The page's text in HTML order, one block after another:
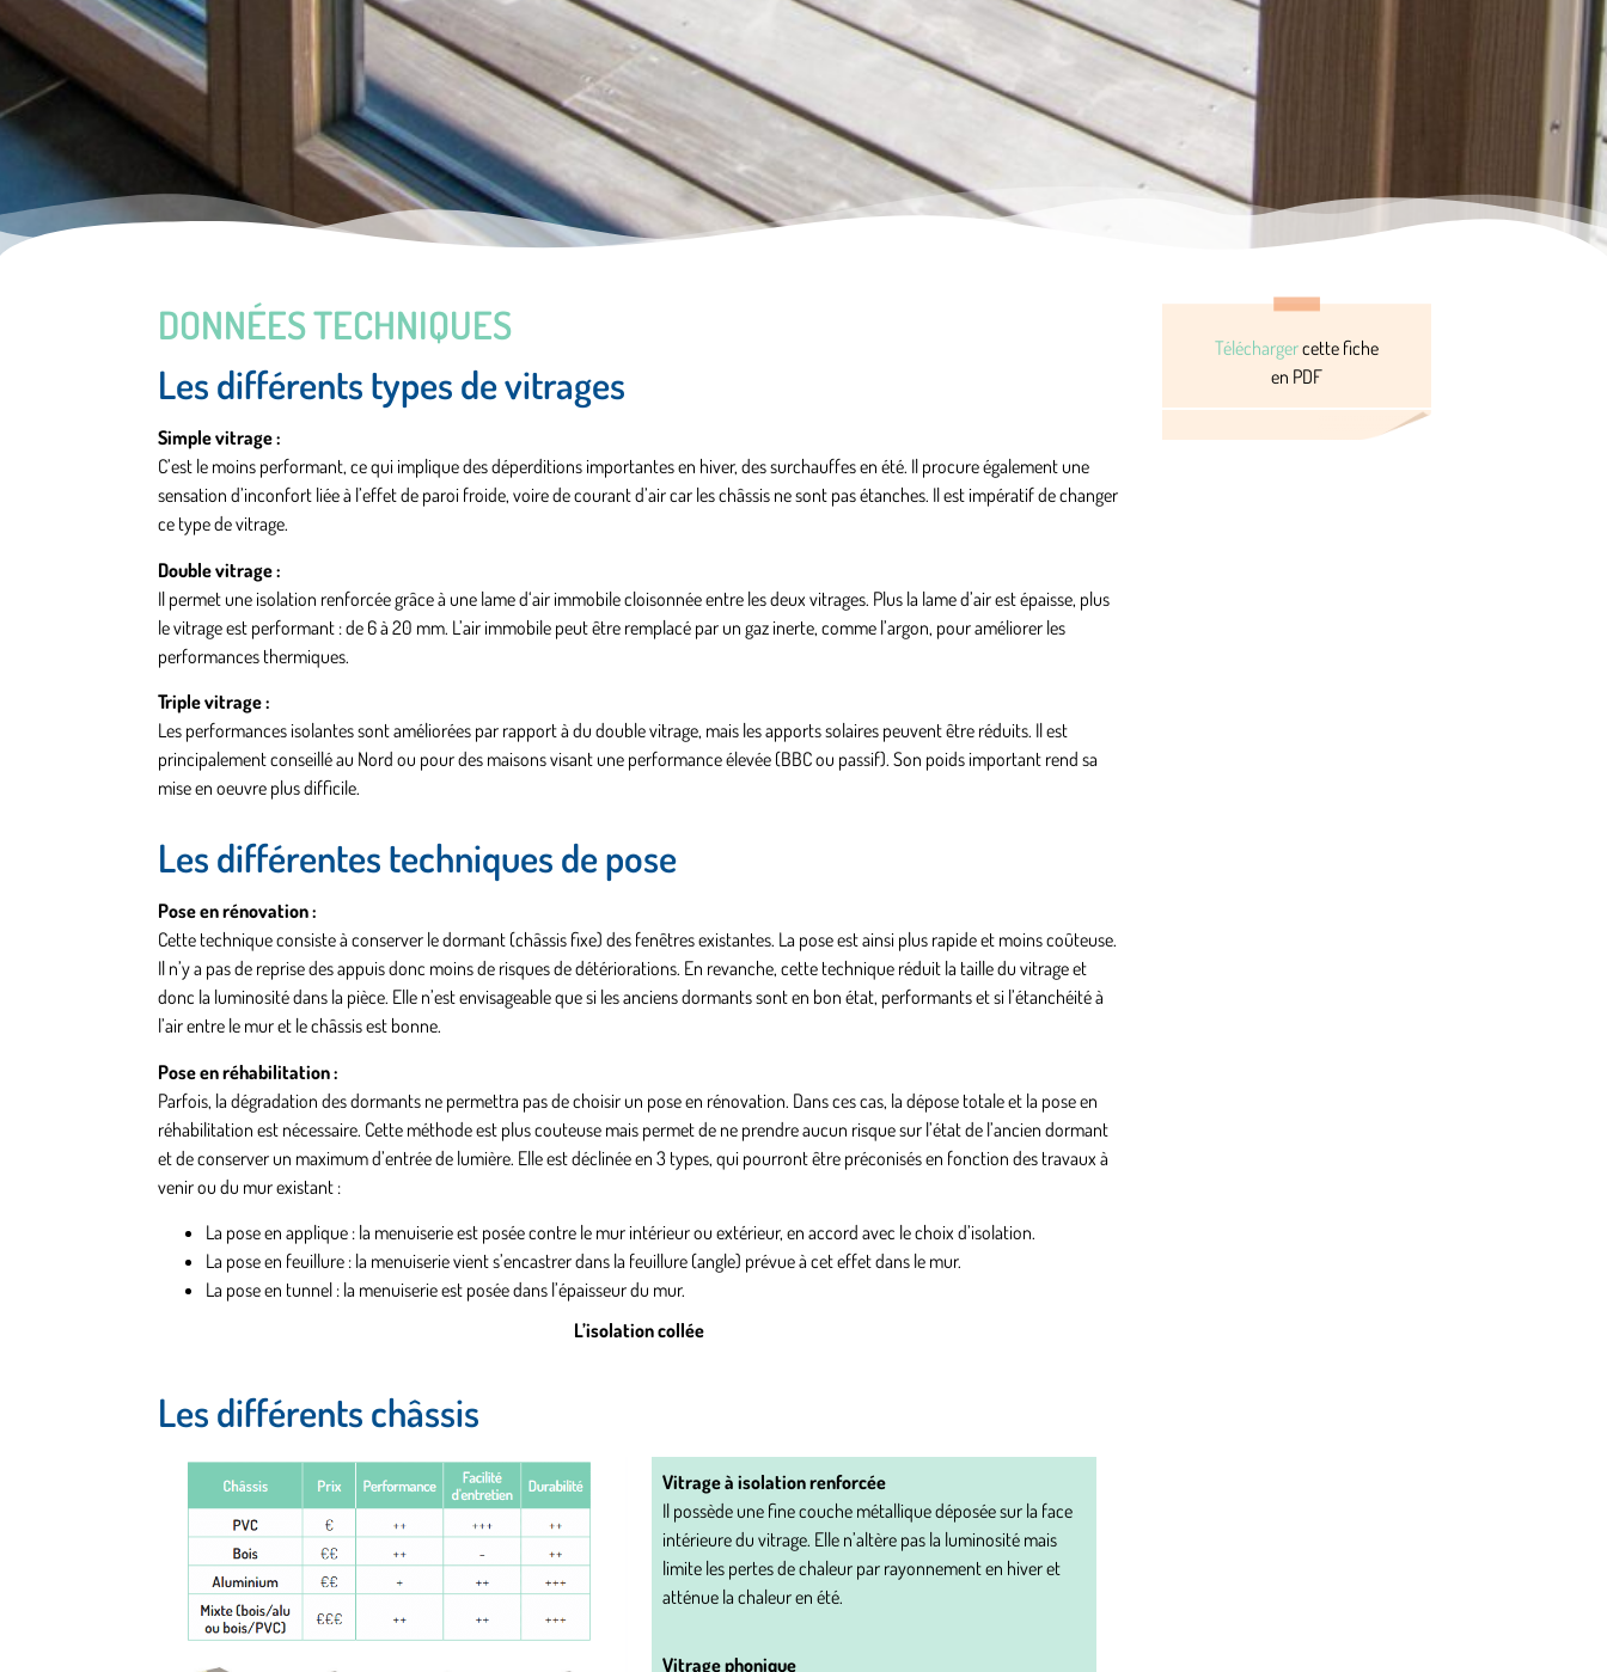
DONNÉES TECHNIQUES
Les différents types de vitrages
Simple vitrage :
C’est le moins performant, ce qui implique des déperditions importantes en hiver, des surchauffes en été. Il procure également une
sensation d’inconfort liée à l’effet de paroi froide, voire de courant d’air car les châssis ne sont pas étanches. Il est impératif de changer
ce type de vitrage.
Double vitrage :
Il permet une isolation renforcée grâce à une lame d‘air immobile cloisonnée entre les deux vitrages. Plus la lame d’air est épaisse, plus
le vitrage est performant : de 6 à 20 mm. L’air immobile peut être remplacé par un gaz inerte, comme l’argon, pour améliorer les
performances thermiques.
Triple vitrage :
Les performances isolantes sont améliorées par rapport à du double vitrage, mais les apports solaires peuvent être réduits. Il est
principalement conseillé au Nord ou pour des maisons visant une performance élevée (BBC ou passif). Son poids important rend sa
mise en oeuvre plus difficile.
Les différentes techniques de pose
Pose en rénovation :
Cette technique consiste à conserver le dormant (châssis fixe) des fenêtres existantes. La pose est ainsi plus rapide et moins coûteuse.
Il n’y a pas de reprise des appuis donc moins de risques de détériorations. En revanche, cette technique réduit la taille du vitrage et
donc la luminosité dans la pièce. Elle n’est envisageable que si les anciens dormants sont en bon état, performants et si l’étanchéité à
l’air entre le mur et le châssis est bonne.
Pose en réhabilitation :
Parfois, la dégradation des dormants ne permettra pas de choisir un pose en rénovation. Dans ces cas, la dépose totale et la pose en
réhabilitation est nécessaire. Cette méthode est plus couteuse mais permet de ne prendre aucun risque sur l’état de l’ancien dormant
et de conserver un maximum d’entrée de lumière. Elle est déclinée en 3 types, qui pourront être préconisés en fonction des travaux à
venir ou du mur existant :
La pose en applique : la menuiserie est posée contre le mur intérieur ou extérieur, en accord avec le choix d’isolation.
La pose en feuillure : la menuiserie vient s’encastrer dans la feuillure (angle) prévue à cet effet dans le mur.
La pose en tunnel : la menuiserie est posée dans l’épaisseur du mur.
L’isolation collée
Les différents châssis
Vitrage à isolation renforcée
Il possède une fine couche métallique déposée sur la face
intérieure du vitrage. Elle n’altère pas la luminosité mais
limite les pertes de chaleur par rayonnement en hiver et
atténue la chaleur en été.
Vitrage phonique
Téléchargercette fiche
en PDF